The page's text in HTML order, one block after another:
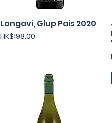
快速瀏覽
Longavi, Glup Pais 2020
價格
HK$198.00